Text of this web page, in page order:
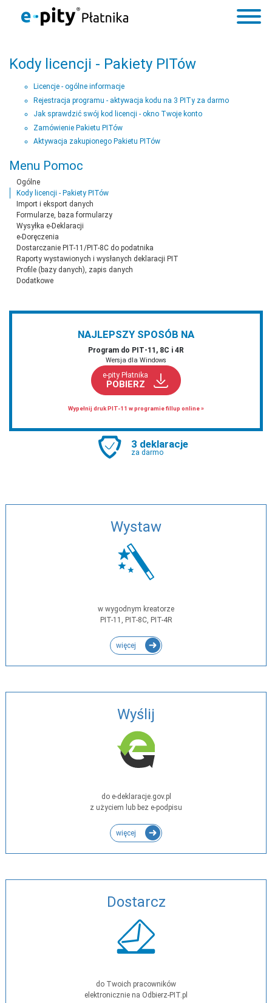
Menu Pomoc
Ogólne
Kody licencji - Pakiety PITów
Import i eksport danych
Formularze, baza formularzy
Wysyłka e-Deklaracji
e-Doręczenia
Dostarczanie PIT-11/PIT-8C do podatnika
Raporty wystawionych i wysłanych deklaracji PIT
Profile (bazy danych), zapis danych
Dodatkowe
NAJLEPSZY SPOSÓB NA
Program do PIT‑11, 8C i 4R
Wersja dla Windows
e-pity Płatnika
POBIERZ
Wypełnij druk PIT-11 w programie fillup online »
3 deklaracje
za darmo
Kody licencji - Pakiety PITów
Licencje - ogólne informacje
Rejestracja programu - aktywacja kodu na 3 PITy za darmo
Jak sprawdzić swój kod licencji - okno Twoje konto
Zamówienie Pakietu PITów
Aktywacja zakupionego Pakietu PITów
Wystaw
w wygodnym kreatorze
PIT-11, PIT-8C, PIT-4R
więcej
Wyślij
do e-deklaracje.gov.pl
z użyciem lub bez e-podpisu
więcej
Dostarcz
do Twoich pracowników
elektronicznie na Odbierz-PIT.pl